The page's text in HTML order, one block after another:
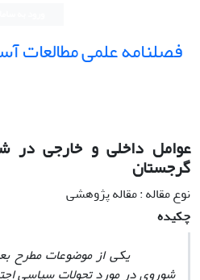
فصلنامه علمی مطالعات
عوامل داخلی و خارجی در
گرجستان
نوع مقاله : مقاله پژوهشی
چکیده
یکی از موضوعات مطرح بعد
شوروی در مورد تحولات سیاسی